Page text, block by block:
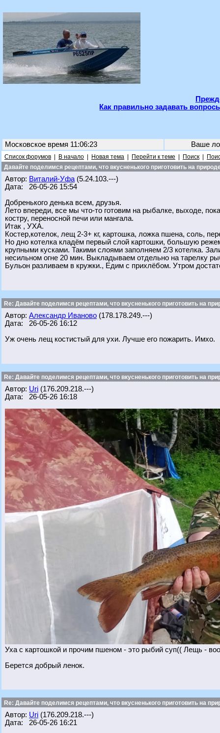
Как правильно задавать
Московское время 11:06:23 Ваше
Список форумов В начало Новая тема Перейти к теме Поиск
Давайте поделимся рецептами, что вкусненького приготовить на
Автор: Виталий-Уфа (5.24.103.---)
Дата: 26-05-26 15:54
Добренького денька всем, друзья.
Лето впереди, все мы что-то готовим на рыбалке, выходе,
костру, переносной печи или мангала.
Итак , УХА.
Костер,котелок, лещ 2-3+ кг, картошка, ложка пшена, соль,
Но дно котелка кладём первый слой картошки, большую
крупными кусками. Такими слоями заполняем 2/3 котелка.
несильном огне 20 мин. Выкладываем отдельно на тарелку
Бульон разливаем в кружки., Едим с прихлёбом. Утром
Re: Давайте поделимся рецептами, что вкусненького приготовить на
Автор: Александр Иваново (178.178.249.---)
Дата: 26-05-26 16:12
Уж очень лещ костистый для ухи. Лучше его пожарить. Имхо.
Re: Давайте поделимся рецептами, что вкусненького приготовить на
Автор: Uri (176.209.218.---)
Дата: 26-05-26 16:18
Уха с картошкой и прочим пшеном - это рыбий суп(( Лещь -
Берется добрый ленок.
Re: Давайте поделимся рецептами, что вкусненького приготовить на
Автор: Uri (176.209.218.---)
Дата: 26-05-26 16:21